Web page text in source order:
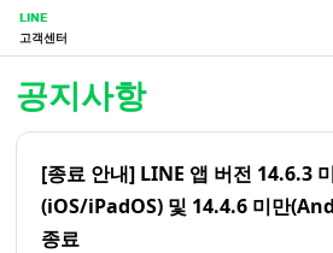
LINE
고객센터
공지사항
[종료 안내] LINE 앱 버전 14.6.3
(iOS/iPadOS) 및 14.4.6 미만
종료